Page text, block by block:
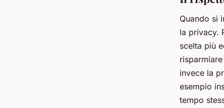
Quando si
la privacy.
scelta più
invece la
esempio
tempo